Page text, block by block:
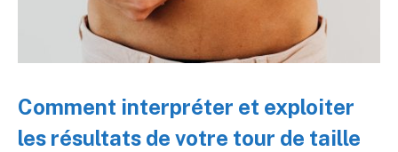
Comment interpréter et exploiter
les résultats de votre tour de taille